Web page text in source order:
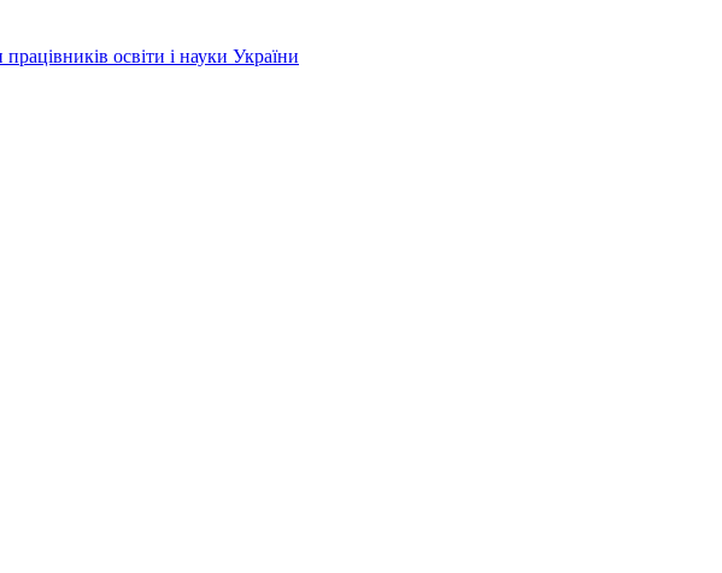
освіти і науки України